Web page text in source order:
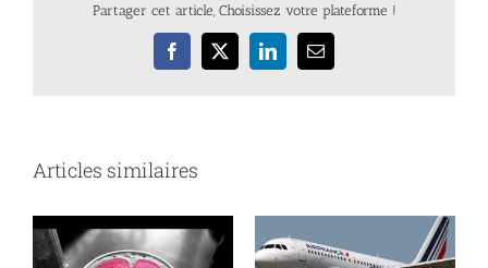
Partager cet article, Choisissez votre plateforme !
Facebook
X LinkedInEmail
Articles similaires